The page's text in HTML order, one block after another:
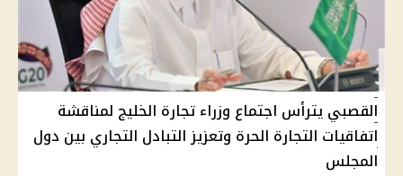
القصبي يترأس اجتماع وزراء تجارة الخليج لمناقشة
اتفاقيات التجارة الحرة وتعزيز التبادل التجاري بين دول
المجلس